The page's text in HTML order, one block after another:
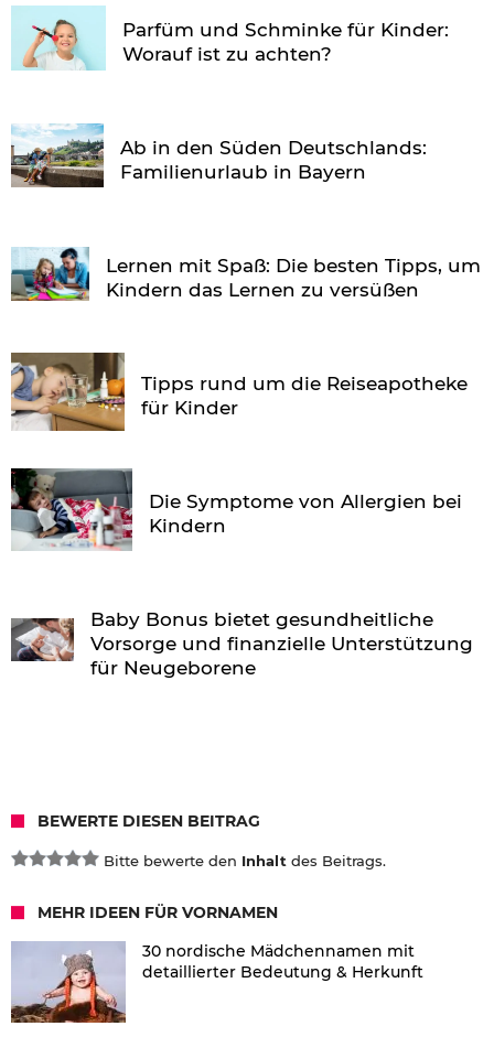
Parfüm und Schminke für Kinder:
Worauf ist zu achten?
Ab in den Süden Deutschlands:
Familienurlaub in Bayern
Lernen mit Spaß: Die besten Tipps, um
Kindern das Lernen zu versüßen
Tipps rund um die Reiseapotheke
für Kinder
Die Symptome von Allergien bei
Kindern
Baby Bonus bietet gesundheitliche
Vorsorge und finanzielle Unterstützung
für Neugeborene
BEWERTE DIESEN BEITRAG
Bitte bewerte den Inhalt des Beitrags.
MEHR IDEEN FÜR VORNAMEN
30 nordische Mädchennamen mit
detaillierter Bedeutung & Herkunft